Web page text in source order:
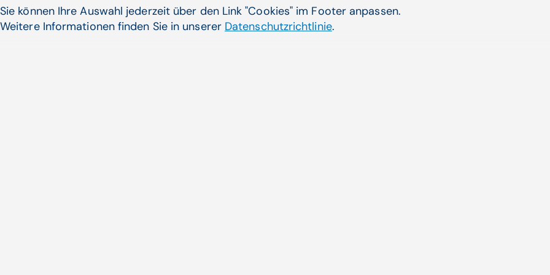
Sie können Ihre Auswahl jederzeit über den Link "Cookies" im Footer anpassen.
Weitere Informationen finden Sie in unserer Datenschutzrichtlinie.